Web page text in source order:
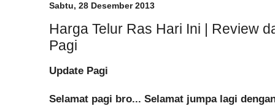
Sabtu, 28 Desember 2013
Harga Telur Ras Hari Ini | Review
Pagi
Update Pagi
Selamat pagi bro... Selamat jumpa lagi